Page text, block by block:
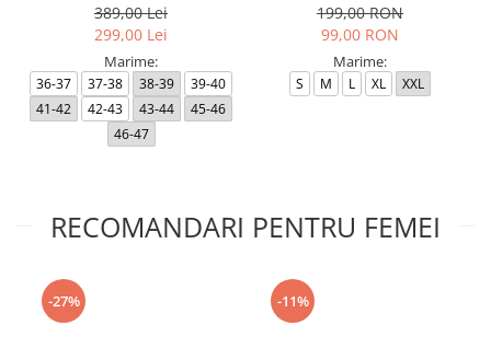
389,00 Lei
299,00 Lei
Marime:
36-37 37-38 38-39
39-40
41-42
42-43 43-44
45-46
46-47
199,00 RON
99,00 RON
Marime:
S M L XL XXL
RECOMANDARI PENTRU FEMEI
-27% -11%